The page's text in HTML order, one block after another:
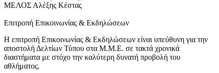
ΜΕΛΟΣ Αλέξης Κέστας
Επιτροπή Επικοινωνίας & Εκδηλώσεων
Η επιτροπή Επικοινωνίας & Εκδηλώσεων είναι υπεύθυνη για την
αποστολή Δελτίων Τύπου στα Μ.Μ.Ε. σε τακτά χρονικά
διαστήματα με στόχο την καλύτερη δυνατή προβολή του
αθλήματος.